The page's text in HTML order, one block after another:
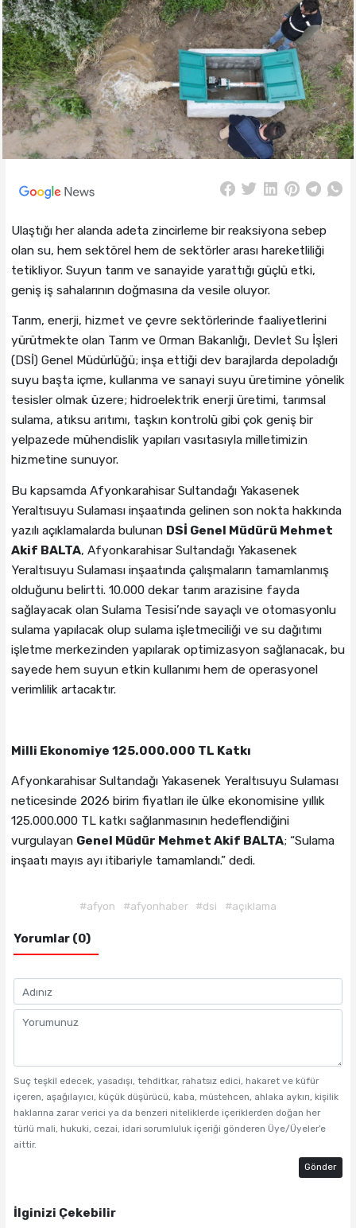
Ulaştığı her alanda adeta zincirleme bir reaksiyona sebep
olan su, hem sektörel hem de sektörler arası hareketliliği
tetikliyor. Suyun tarım ve sanayide yarattığı güçlü etki,
geniş iş sahalarının doğmasına da vesile oluyor.
Tarım, enerji, hizmet ve çevre sektörlerinde faaliyetlerini
yürütmekte olan Tarım ve Orman Bakanlığı, Devlet Su İşleri
(DSİ) Genel Müdürlüğü; inşa ettiği dev barajlarda depoladığı
suyu başta içme, kullanma ve sanayi suyu üretimine yönelik
tesisler olmak üzere; hidroelektrik enerji üretimi, tarımsal
sulama, atıksu arıtımı, taşkın kontrolü gibi çok geniş bir
yelpazede mühendislik yapıları vasıtasıyla milletimizin
hizmetine sunuyor.
Bu kapsamda Afyonkarahisar Sultandağı Yakasenek
Yeraltısuyu Sulaması inşaatında gelinen son nokta hakkında
yazılı açıklamalarda bulunan DSİ Genel Müdürü Mehmet
Akif BALTA, Afyonkarahisar Sultandağı Yakasenek
Yeraltısuyu Sulaması inşaatında çalışmaların tamamlanmış
olduğunu belirtti. 10.000 dekar tarım arazisine fayda
sağlayacak olan Sulama Tesisi’nde sayaçlı ve otomasyonlu
sulama yapılacak olup sulama işletmeciliği ve su dağıtımı
işletme merkezinden yapılarak optimizasyon sağlanacak, bu
sayede hem suyun etkin kullanımı hem de operasyonel
verimlilik artacaktır.
Milli Ekonomiye 125.000.000 TL Katkı
Afyonkarahisar Sultandağı Yakasenek Yeraltısuyu Sulaması
neticesinde 2026 birim fiyatları ile ülke ekonomisine yıllık
125.000.000 TL katkı sağlanmasının hedeflendiğini
vurgulayan Genel Müdür Mehmet Akif BALTA; “Sulama
inşaatı mayıs ayı itibariyle tamamlandı.” dedi.
#afyon #afyonhaber #dsi #açıklama
Yorumlar (0)
Suç teşkil edecek, yasadışı, tehditkar, rahatsız edici, hakaret ve küfür
içeren, aşağılayıcı, küçük düşürücü, kaba, müstehcen, ahlaka aykırı, kişilik
haklarına zarar verici ya da benzeri niteliklerde içeriklerden doğan her
türlü mali, hukuki, cezai, idari sorumluluk içeriği gönderen Üye/Üyeler’e
aittir.
Gönder
İlginizi Çekebilir